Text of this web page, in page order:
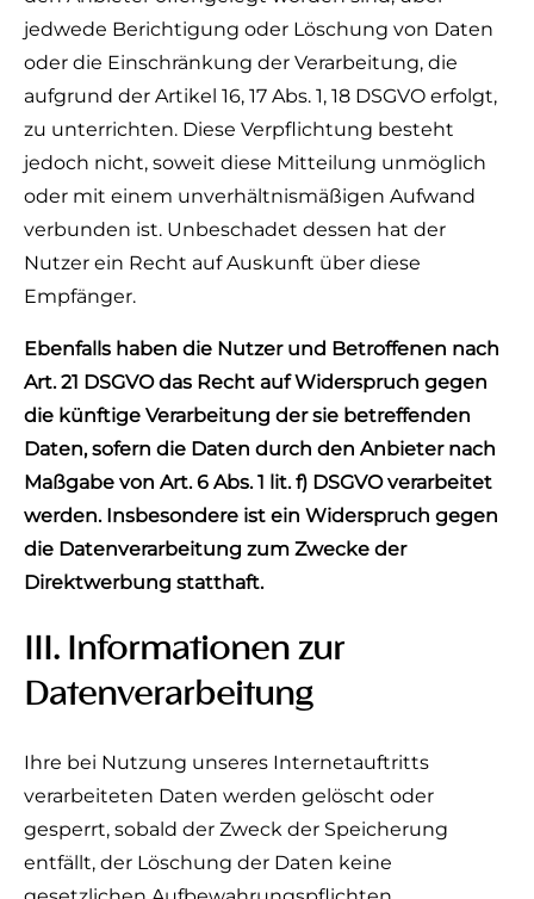
jedwede Berichtigung oder Löschung von Daten
oder die Einschränkung der Verarbeitung, die
aufgrund der Artikel 16, 17 Abs. 1, 18 DSGVO erfolgt,
zu unterrichten. Diese Verpflichtung besteht
jedoch nicht, soweit diese Mitteilung unmöglich
oder mit einem unverhältnismäßigen Aufwand
verbunden ist. Unbeschadet dessen hat der
Nutzer ein Recht auf Auskunft über diese
Empfänger.
Ebenfalls haben die Nutzer und Betroffenen nach
Art. 21 DSGVO das Recht auf Widerspruch gegen
die künftige Verarbeitung der sie betreffenden
Daten, sofern die Daten durch den Anbieter nach
Maßgabe von Art. 6 Abs. 1 lit. f) DSGVO verarbeitet
werden. Insbesondere ist ein Widerspruch gegen
die Datenverarbeitung zum Zwecke der
Direktwerbung statthaft.
III. Informationen zur
Datenverarbeitung
Ihre bei Nutzung unseres Internetauftritts
verarbeiteten Daten werden gelöscht oder
gesperrt, sobald der Zweck der Speicherung
entfällt, der Löschung der Daten keine